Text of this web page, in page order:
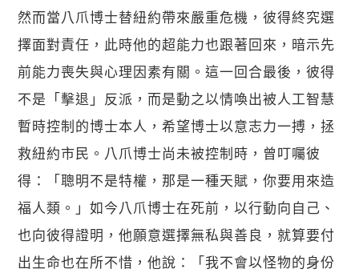
然而當八爪博士替紐約帶來嚴重危機，彼得終究選
擇面對責任，此時他的超能力也跟著回來，暗示先
前能力喪失與心理因素有關。這一回合最後，彼得
不是「擊退」反派，而是動之以情喚出被人工智慧
暫時控制的博士本人，希望博士以意志力一搏，拯
救紐約市民。八爪博士尚未被控制時，曾叮囑彼
得：「聰明不是特權，那是一種天賦，你要用來造
福人類。」如今八爪博士在死前，以行動向自己、
也向彼得證明，他願意選擇無私與善良，就算要付
出生命也在所不惜，他說：「我不會以怪物的身份